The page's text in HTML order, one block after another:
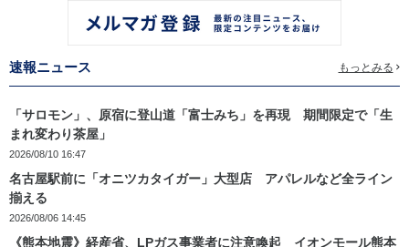
速報ニュース もっとみる
「サロモン」、原宿に登山道「富士みち」を再現 期間限定で「生
まれ変わり茶屋」
2026/08/10 16:47
名古屋駅前に「オニツカタイガー」大型店 アパレルなど全ライン
揃える
2026/08/06 14:45
《熊本地震》経産省、LPガス事業者に注意喚起 イオンモール熊本